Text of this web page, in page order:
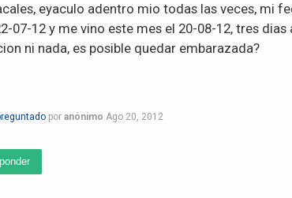
eyaculo adentro mio todas las veces, mi
07-12 y me vino este mes el 20-08-12, tres
ni nada, es posible quedar embarazada?
por anónimo Ago 20, 2012